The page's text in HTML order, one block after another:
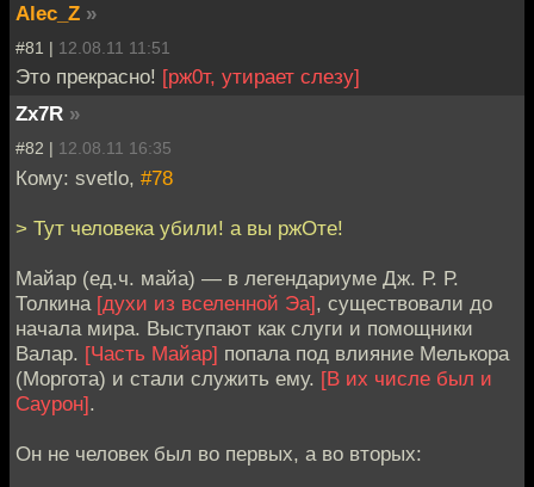
Alec_Z »
#81 | 12.08.11 11:51
Это прекрасно! [рж0т, утирает слезу]
Zx7R »
#82 | 12.08.11 16:35
Кому: svetlo, #78
> Тут человека убили! а вы ржОте!
Майар (ед.ч. майа) — в легендариуме Дж. Р. Р.
Толкина [духи из вселенной Эа], существовали до
начала мира. Выступают как слуги и помощники
Валар. [Часть Майар] попала под влияние Мелькора
(Моргота) и стали служить ему. [В их числе был и
Саурон].
Он не человек был во первых, а во вторых: